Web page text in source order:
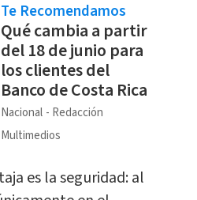
Te Recomendamos
Qué cambia a partir
del 18 de junio para
los clientes del
Banco de Costa Rica
Nacional
Redacción
Multimedios
es la seguridad: al